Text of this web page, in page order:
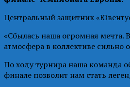
Центральный защитник
«Сбылась наша огромная мечта.
атмосфера в коллективе сильно
По ходу турнира наша команда
финале позволит нам стать